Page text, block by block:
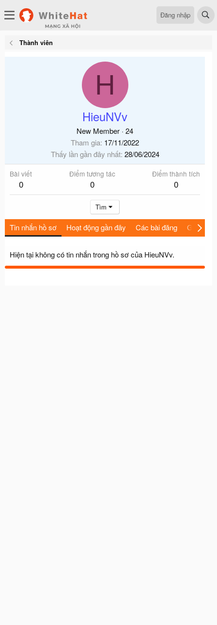
Đăng nhập
Thành viên
H
HieuNVv
New Member · 24
Tham gia 17/11/2022
Thấy lần gần đây nhất 28/06/2024
Bài viết
0
Điểm tương tác
0
Điểm thành tích
0
Tìm
Tin nhắn hồ sơ Hoạt động gần đây Các bài đăng Giới thiệu
Hiện tại không có tin nhắn trong hồ sơ của HieuNVv.